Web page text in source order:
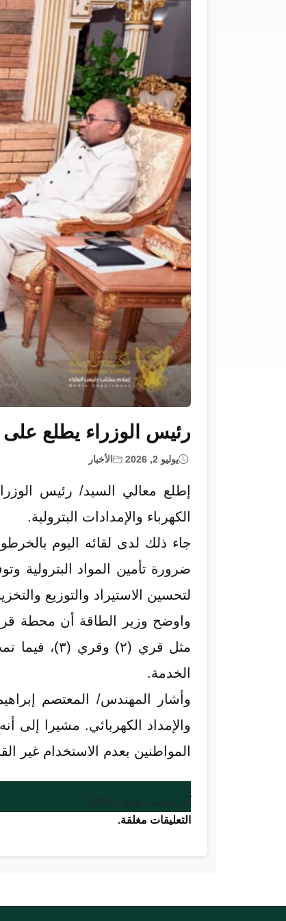
رئيس الوزراء يطلع على
يوليو 2, 2026 الأخبار
إطلع معالي السيد/ رئيس
الكهرباء والإمدادات البترولية.
جاء ذلك لدى لقائه اليوم
ضرورة تأمين المواد البترولية
لتحسين الاستيراد والتوزيع
واوضح وزير الطاقة أن محطة
مثل قري (٢)
الخدمة.
وأشار المهندس/ المعتصم
والإمداد الكهربائي. مشيرا إلى
المواطنين بعدم الاستخدام غير
التعليقات مغلقة.